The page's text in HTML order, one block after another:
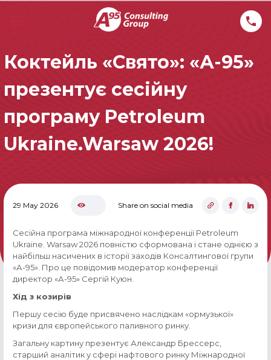
Коктейль «Свято»: «А-95»
презентує сесійну
програму Petroleum
Ukraine.Warsaw 2026!
29 May 2026 Share on social media
Сесійна програма міжнародної конференції Petroleum
Ukraine. Warsaw 2026 повністю сформована і стане однією з
найбільш насичених в історії заходів Консалтингової групи
«А-95». Про це повідомив модератор конференції
директор «А-95» Сергій Куюн.
Хід з козирів
Першу сесію буде присвячено наслідкам «ормузької»
кризи для європейського паливного ринку.
Загальну картину презентує Александр Брессерс,
старший аналітик у сфері нафтового ринку Міжнародної